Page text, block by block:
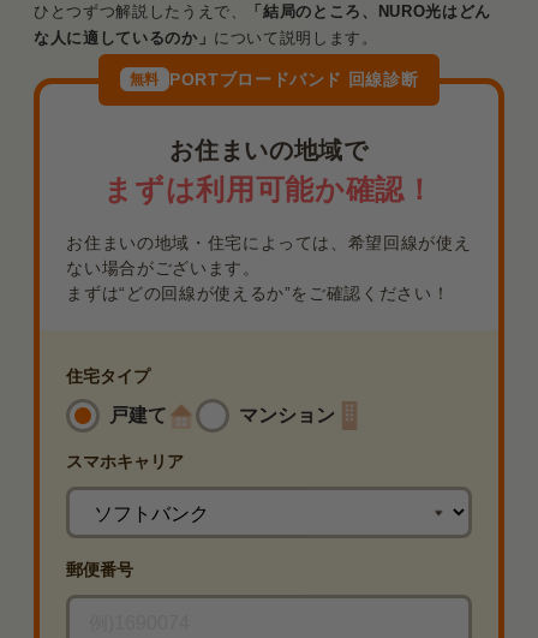
ひとつずつ解説したうえで、
「結局のところ、NURO光はどん
な人に適しているのか」 について説明します。
無料 PORTブロードバンド 回線診断
お住まいの地域で
まずは利用可能か確認！
お住まいの地域・住宅によっては、希望回線が使え
ない場合がございます。
まずは“どの回線が使えるか”をご確認ください！
住宅タイプ
戸建て マンション
スマホキャリア
郵便番号